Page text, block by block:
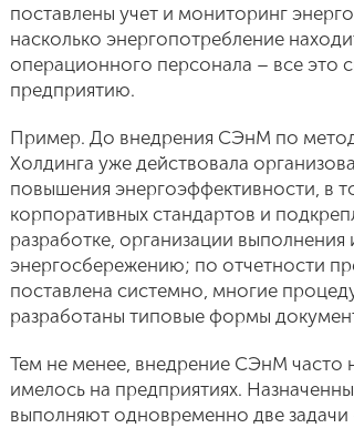
поставлены учет и мониторинг
насколько энергопотребление
операционного персонала – все это
предприятию.
Пример. До внедрения СЭнМ по
Холдинга уже действовала
повышения энергоэффективности, в
корпоративных стандартов и
разработке, организации
энергосбережению; по отчетности
поставлена системно, многие
разработаны типовые формы
Тем не менее, внедрение СЭнМ часто
имелось на предприятиях.
выполняют одновременно две